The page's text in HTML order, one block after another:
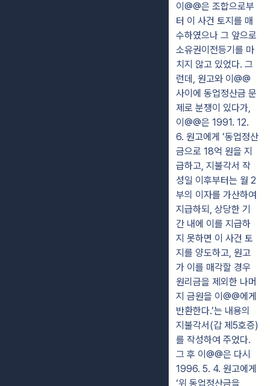
이@@은 조합으로부
터 이 사건 토지를 매
수하였으나 그 앞으로
소유권이전등기를 마
치지 않고 있었다. 그
런데, 원고와 이@@
사이에 동업정산금 문
제로 분쟁이 있다가,
이@@은 1991. 12.
6. 원고에게 ’동업정산
금으로 18억 원을 지
급하고, 지불각서 작
성일 이후부터는 월 2
부의 이자를 가산하여
지급하되, 상당한 기
간 내에 이를 지급하
지 못하면 이 사건 토
지를 양도하고, 원고
가 이를 매각할 경우
원리금을 제외한 나머
지 금원을 이@@에게
반환한다.’는 내용의
지불각서(갑 제5호증)
를 작성하여 주었다.
그 후 이@@은 다시
1996. 5. 4. 원고에게
‘위 동업정산금을